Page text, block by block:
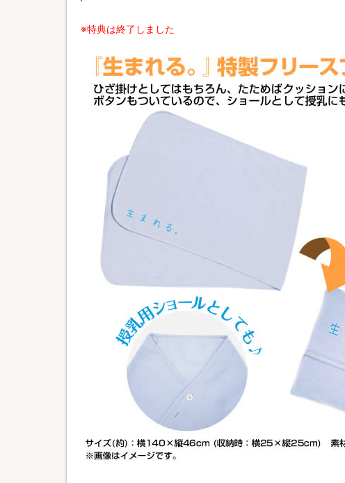
※特典は終了しました